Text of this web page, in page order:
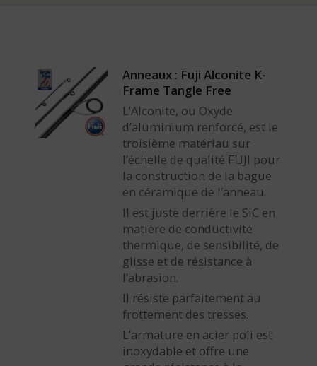
Anneaux : Fuji Alconite K-
Frame Tangle Free
L’Alconite, ou Oxyde
d’aluminium renforcé, est le
troisième matériau sur
l’échelle de qualité FUJI pour
la construction de la bague
en céramique de l’anneau.
Il est juste derrière le SiC en
matière de conductivité
thermique, de sensibilité, de
glisse et de résistance à
l’abrasion.
Il résiste parfaitement au
frottement des tresses.
L’armature en acier poli est
inoxydable et offre une